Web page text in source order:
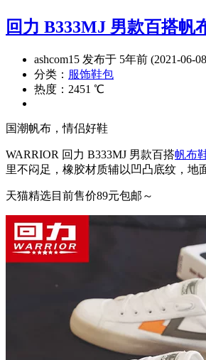
回力 B333MJ 男款百搭帆
ashcom15 发布于 5年前 (2021-06-
分类： 服饰鞋包
热度：2451 ℃
国潮帆布，情侣好鞋
WARRIOR 回力 B333MJ 男款百搭帆布
里不闷足，橡胶材质辅以凹凸底纹，地
天猫精选目前售价89元包邮～